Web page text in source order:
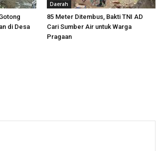
di Desa
Daerah
85 Meter Ditembus, Bakti TNI AD
Cari Sumber Air untuk Warga
Pragaan